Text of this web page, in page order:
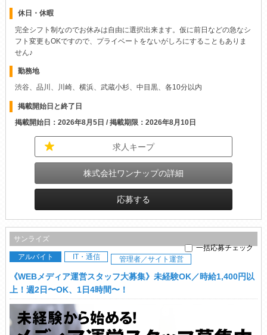
休日・休暇
完全シフト制なのでお休みは自由に選択出来ます。仮に前日などの急なシ
フト変更もOKですので、プライベートをないがしろにすることもありま
せん♪
勤務地
渋谷、品川、川崎、横浜、武蔵小杉、中目黒、各10分以内
掲載開始日と終了日
掲載開始日：2026年8月5日 / 掲載期限：2026年8月10日
求人キープ
株式会社ワンナップの詳細
応募する
サンライズ
一括応募チェック
アルバイト
IT・通信 管理者／サイト運営
《WEBメディア運営スタッフ大募集》未経験OK／時給1,400円以
上！週2日〜OK、1日4時間〜！